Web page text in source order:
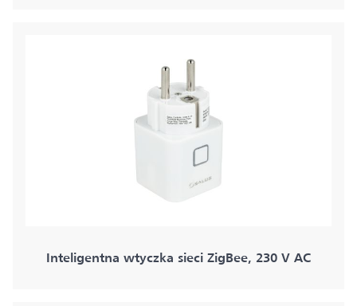
Inteligentna wtyczka sieci ZigBee, 230 V AC